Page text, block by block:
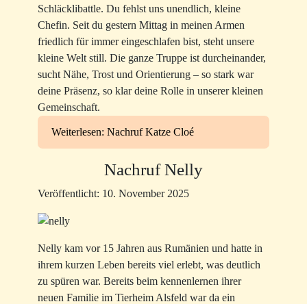
Schläcklibattle. Du fehlst uns unendlich, kleine
Chefin. Seit du gestern Mittag in meinen Armen
friedlich für immer eingeschlafen bist, steht unsere
kleine Welt still. Die ganze Truppe ist durcheinander,
sucht Nähe, Trost und Orientierung – so stark war
deine Präsenz, so klar deine Rolle in unserer kleinen
Gemeinschaft.
Weiterlesen: Nachruf Katze Cloé
Nachruf Nelly
Veröffentlicht: 10. November 2025
Nelly kam vor 15 Jahren aus Rumänien und hatte in
ihrem kurzen Leben bereits viel erlebt, was deutlich
zu spüren war. Bereits beim kennenlernen ihrer
neuen Familie im Tierheim Alsfeld war da ein